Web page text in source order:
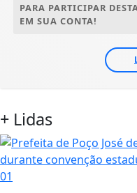
PARA PARTICIPAR
EM SUA CONTA!
+ Lidas
01